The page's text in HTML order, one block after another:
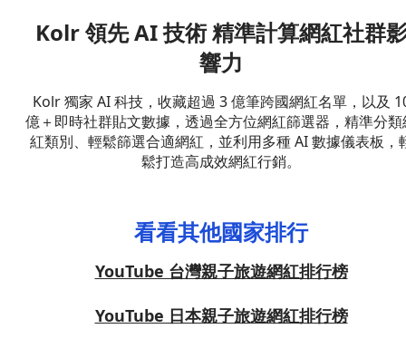
Kolr 領先 AI 技術 精準計算網紅社群
響力
Kolr 獨家 AI 科技，收藏超過 3 億筆跨國網紅名單，以及
億＋即時社群貼文數據，透過全方位網紅篩選器，精準分類
紅類別、輕鬆篩選合適網紅，並利用多種 AI 數據儀表板，
鬆打造高成效網紅行銷。
看看其他國家排行
YouTube 台灣親子旅遊網紅排行榜
YouTube 日本親子旅遊網紅排行榜